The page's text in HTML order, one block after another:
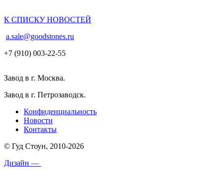
К СПИСКУ НОВОСТЕЙ
a.sale@goodstones.ru
+7 (910) 003-22-55
Завод в г. Москва.
Завод в г. Петрозаводск.
Конфиденциальность
Новости
Контакты
© Гуд Стоун, 2010-2026
Дизайн —